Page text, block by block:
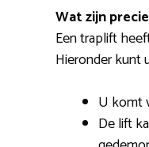
Wat zijn
Een traplift
Hieronder kunt
U komt
De lift